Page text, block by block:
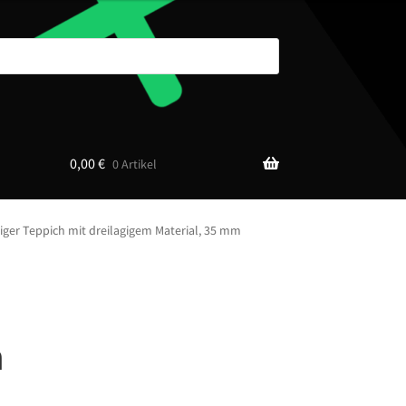
0,00€ 0 Artikel
Teppich mit dreilagigem Material, 35 mm